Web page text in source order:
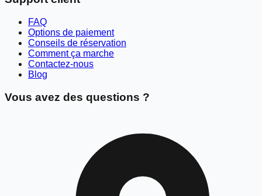
FAQ
Options de paiement
Conseils de réservation
Comment ça marche
Contactez-nous
Blog
Vous avez des questions ?